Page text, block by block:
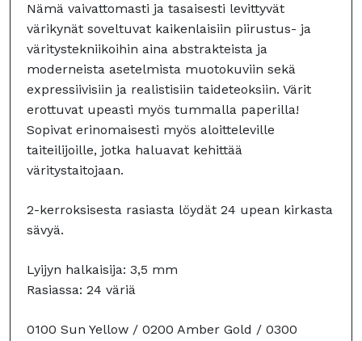
Nämä vaivattomasti ja tasaisesti levittyvät
värikynät soveltuvat kaikenlaisiin piirustus- ja
väritystekniikoihin aina abstrakteista ja
moderneista asetelmista muotokuviin sekä
expressiivisiin ja realistisiin taideteoksiin. Värit
erottuvat upeasti myös tummalla paperilla!
Sopivat erinomaisesti myös aloitteleville
taiteilijoille, jotka haluavat kehittää
väritystaitojaan.
2-kerroksisesta rasiasta löydät 24 upean kirkasta
sävyä.
Lyijyn halkaisija: 3,5 mm
Rasiassa: 24 väriä
0100 Sun Yellow / 0200 Amber Gold / 0300